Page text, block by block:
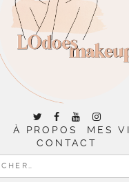
À PROPOS
MES
CONTACT